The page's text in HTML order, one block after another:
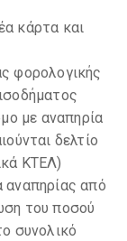
κάρτα και
φορολογικής
με αναπηρία
δελτίο
ΚΤΕΛ)
αναπηρίας από
του ποσού
συνολικό